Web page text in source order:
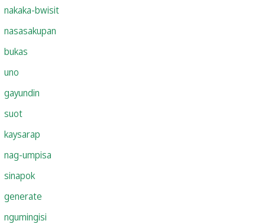
nakaka-bwisit
nasasakupan
bukas
uno
gayundin
suot
kaysarap
nag-umpisa
sinapok
generate
ngumingisi